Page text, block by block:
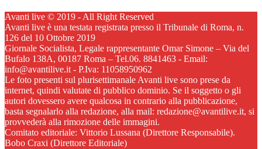
Avanti live © 2019 - All Right Reserved
Avanti live è una testata registrata presso il Tribunale di Roma, n.
126 del 10 Ottobre 2019
Giornale Socialista, Legale rappresentante Omar Simone – Via del
Bufalo 138A, 00187 Roma – Tel.06. 8841463 - Email:
info@avantilive.it - P.Iva: 11058950962
Le foto presenti sul plurisettimanale Avanti live sono prese da
internet, quindi valutate di pubblico dominio. Se il soggetto o gli
autori dovessero avere qualcosa in contrario alla pubblicazione,
basta segnalarlo alla redazione, alla mail: redazione@avantilive.it, si
provvederà alla rimozione delle immagini.
Comitato editoriale: Vittorio Lussana (Direttore Responsabile).
Bobo Craxi (Direttore Editoriale)